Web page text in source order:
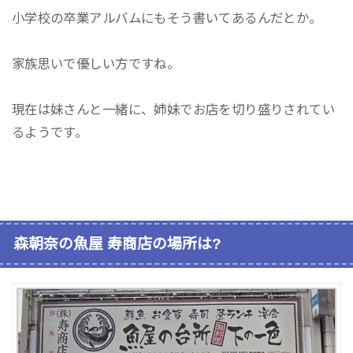
小学校の卒業アルバムにもそう書いてあるんだとか。
家族思いで優しい方ですね。
現在は妹さんと一緒に、姉妹でお店を切り盛りされてい
るようです。
森朝奈の魚屋 寿商店の場所は?